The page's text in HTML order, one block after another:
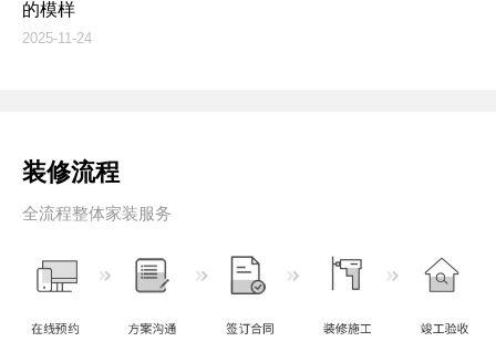
的模样
2025-11-24
装修流程
全流程整体家装服务